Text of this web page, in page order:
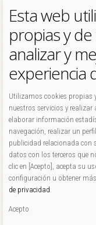
Esta web
propias y
analizar y
experiencia
Utilizamos cookies propias
nuestros servicios y realizar
elaborar información
navegación, realizar un
publicidad relacionada con
datos con los terceros que
clic en [Acepto], acepta su
configuración u obtener
de privacidad
Acepto